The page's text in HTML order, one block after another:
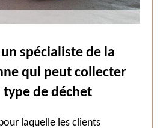
spécialiste de la
qui peut collecter
de déchet
laquelle les clients